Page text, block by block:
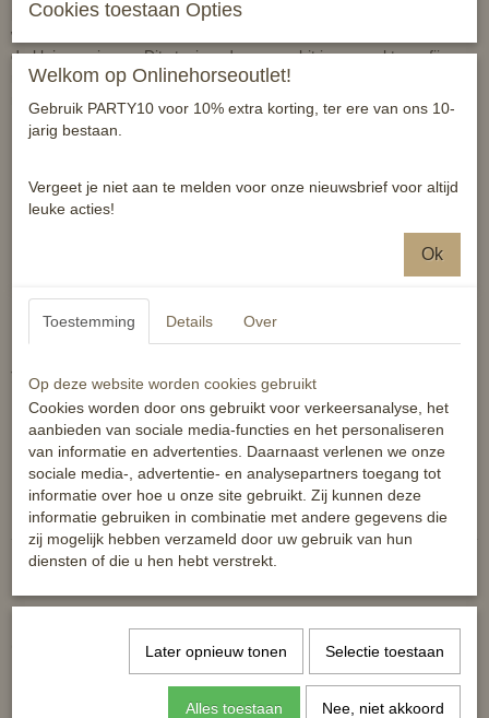
paard te verkrijgen in dressuur of andere disciplines. De teugels
worden vastgemaakt aan de grotere ringen en de bakstukken aan
de kleinere ringen. Dit stevige, duurzame bit is gemaakt van fijn
roestvrij staal zodat je het jaren kan gebruiken zonder dat het gaat
roesten.
Eigenschappen:
Dubbelgebroken mondstuk
Technische omschrijving:
Dikte: 14 mm.
Reacties
Ook interessant
Cookies toestaan Opties
Welkom op Onlinehorseoutlet!
Gebruik PARTY10 voor 10% extra korting, ter ere van ons 10-
jarig bestaan.
Vergeet je niet aan te melden voor onze nieuwsbrief voor altijd
leuke acties!
Ok
Toestemming Details Over
Op deze website worden cookies gebruikt
Cookies worden door ons gebruikt voor verkeersanalyse, het
aanbieden van sociale media-functies en het personaliseren
van informatie en advertenties. Daarnaast verlenen we onze
sociale media-, advertentie- en analysepartners toegang tot
informatie over hoe u onze site gebruikt. Zij kunnen deze
informatie gebruiken in combinatie met andere gegevens die
zij mogelijk hebben verzameld door uw gebruik van hun
diensten of die u hen hebt verstrekt.
Later opnieuw tonen Selectie toestaan
Alles toestaan Nee, niet akkoord